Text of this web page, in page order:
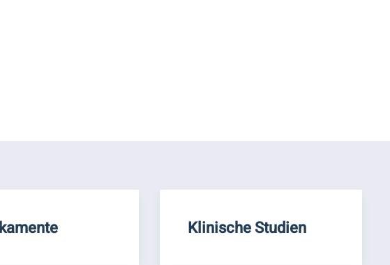
Klinische Studien